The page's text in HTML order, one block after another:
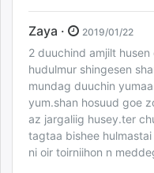
Zaya · 2019/01/22
2 duuchind amjilt
hudulmur shingesen
mundag duuchin
yum.shan hosuud goe
az jargaliig husey.ter
tagtaa bishee
ni oir toirniihon n